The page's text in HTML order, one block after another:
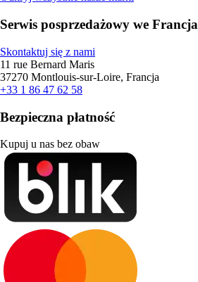
Serwis posprzedażowy we Francja
Skontaktuj się z nami
11 rue Bernard Maris
37270 Montlouis-sur-Loire, Francja
+33 1 86 47 62 58
Bezpieczna płatność
Kupuj u nas bez obaw